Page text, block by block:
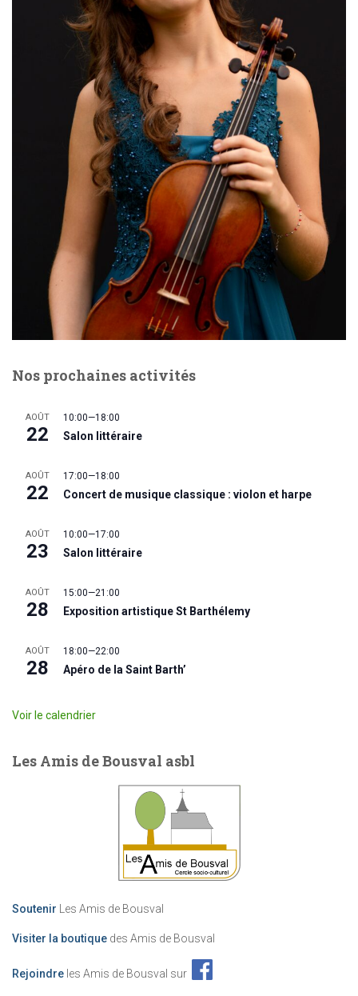
Nos prochaines activités
AOÛT
22
10:00—18:00
Salon littéraire
AOÛT
22
17:00—18:00
Concert de musique classique : violon et harpe
AOÛT
23
10:00—17:00
Salon littéraire
AOÛT
28
15:00—21:00
Exposition artistique St Barthélemy
AOÛT
28
18:00—22:00
Apéro de la Saint Barth’
Voir le calendrier
Les Amis de Bousval asbl
Soutenir Les Amis de Bousval
Visiter la boutique des Amis de Bousval
Rejoindre les Amis de Bousval sur